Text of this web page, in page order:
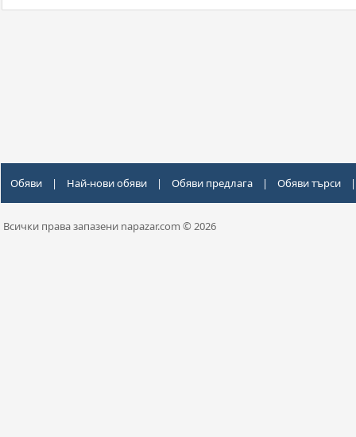
Обяви | Най-нови обяви | Обяви предлага | Обяви търси |
Всички права запазени napazar.com © 2026